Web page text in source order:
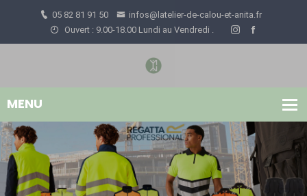
05 82 81 91 50
infos@latelier-de-calou-et-anita.fr
Ouvert : 9.00-18.00 Lundi au Vendredi .